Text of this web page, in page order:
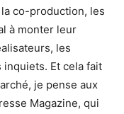
co-production, les
à monter leur
les
Et cela fait
je pense aux
Magazine, qui